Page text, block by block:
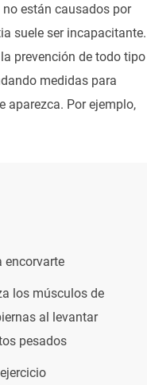
están causados por
suele ser incapacitante.
prevención de todo tipo
medidas para
aparezca. Por ejemplo,
encorvarte
los músculos de
al levantar
pesados